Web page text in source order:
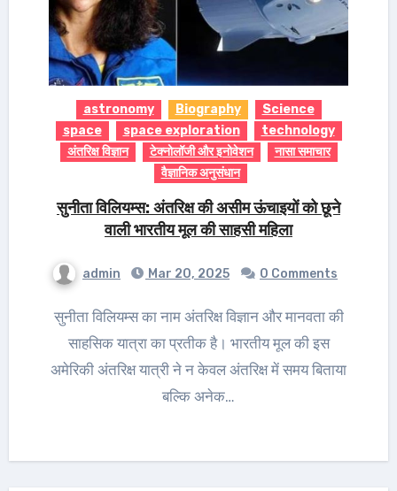
astronomy Biography
Science
space
space exploration
technology
अंतरिक्ष विज्ञान
टेक्नोलॉजी और इनोवेशन
नासा समाचार
वैज्ञानिक अनुसंधान
सुनीता विलियम्स: अंतरिक्ष की असीम ऊंचाइयों को छूने
वाली भारतीय मूल की साहसी महिला
admin Mar 20, 2025 0 Comments
सुनीता विलियम्स का नाम अंतरिक्ष विज्ञान और मानवता की
साहसिक यात्रा का प्रतीक है। भारतीय मूल की इस
अमेरिकी अंतरिक्ष यात्री ने न केवल अंतरिक्ष में समय बिताया
बल्कि अनेक…